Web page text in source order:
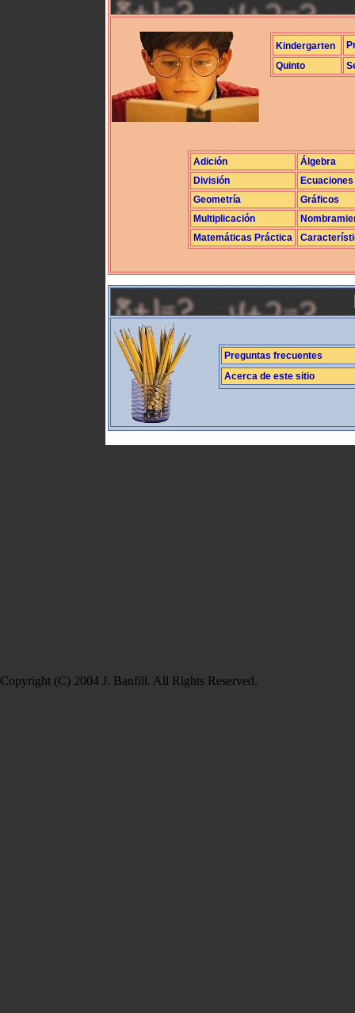
Kindergarten
Quinto
Adición
Álgebra
División
Ecuaciones
Geometría
Gráficos
Multiplicación
Matemáticas Práctica
Preguntas frecuentes
Acerca de este sitio
Copyright (C) 2004 J. Banfill. All Rights Reserved.